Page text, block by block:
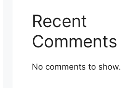
Recent
Comments
No comments to show.